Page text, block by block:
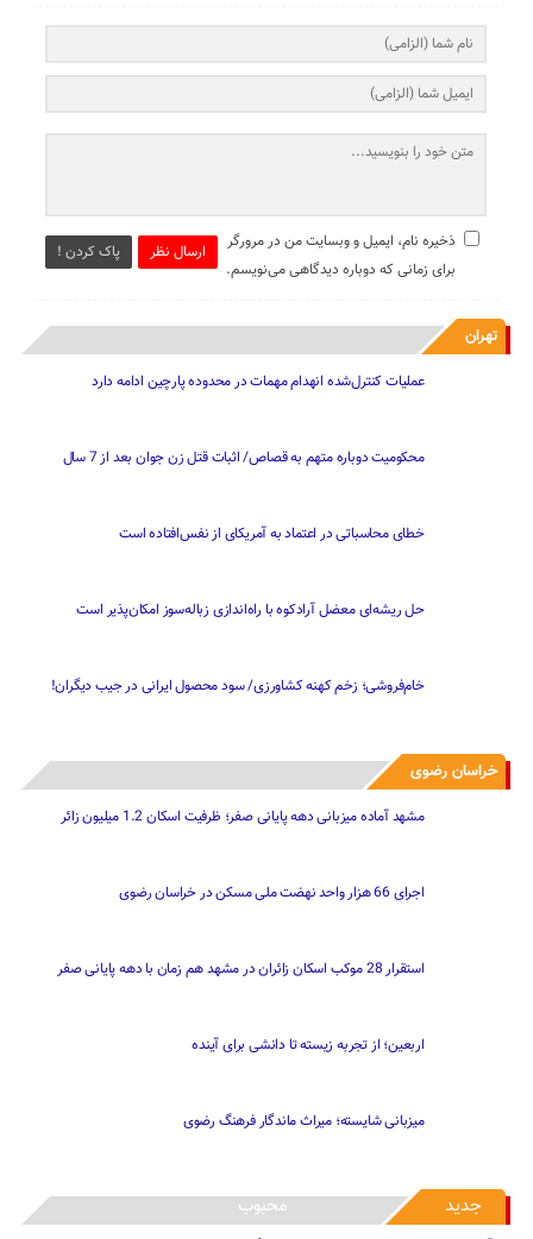
ارسال نظر پاک کردن !
ذخیره نام، ایمیل و وبسایت من در مرورگر
برای زمانی که دوباره دیدگاهی می‌نویسم.
تهران
عملیات کنترل‌شده انهدام مهمات در محدوده پارچین ادامه دارد
محکومیت دوباره متهم به قصاص/ اثبات قتل زن جوان بعد از 7 سال
خطای محاسباتی در اعتماد به آمریکای از نفس‌افتاده است
حل ریشه‌ای معضل آرادکوه با راه‌اندازی زباله‌سوز امکان‌پذیر است
خام‌فروشی؛ زخم کهنه کشاورزی/ سود محصول ایرانی در جیب دیگران!
خراسان رضوی
مشهد آماده میزبانی دهه پایانی صفر؛ ظرفیت اسکان 1.2 میلیون زائر
اجرای 66 هزار واحد نهضت ملی مسکن در خراسان رضوی
استقرار 28 موکب اسکان زائران در مشهد هم زمان با دهه پایانی صفر
اربعین؛ از تجربه زیسته تا دانشی برای آینده
میزبانی شایسته؛ میراث ماندگار فرهنگ رضوی
جدید محبوب